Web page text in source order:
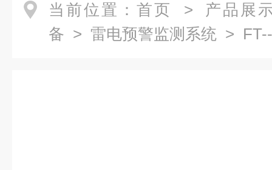
当前位置： 首页 > 产品展
备 > 雷电预警监测系统 >